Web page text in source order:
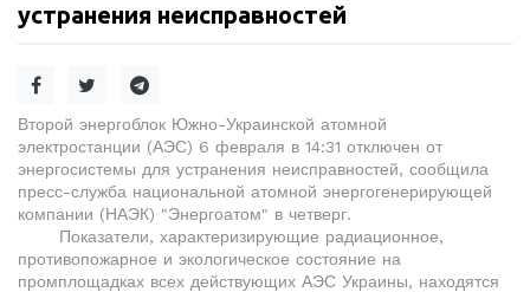
устранения неисправностей
Второй энергоблок Южно-Украинской атомной
электростанции (АЭС) 6 февраля в 14:31 отключен от
энергосистемы для устранения неисправностей, сообщила
пресс-служба национальной атомной энергогенерирующей
компании (НАЭК) "Энергоатом" в четверг.
Показатели, характеризирующие радиационное,
противопожарное и экологическое состояние на
промплощадках всех действующих АЭС Украины, находятся